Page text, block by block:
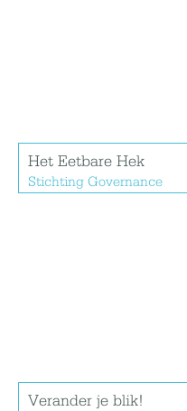
Het Eetbare Hek
Stichting Governance
Verander je blik!